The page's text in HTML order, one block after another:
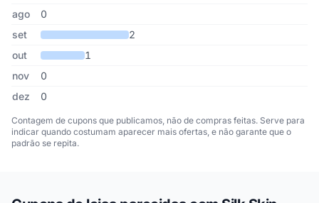
ago
0
set
2
out
1
nov
0
dez
0
Contagem de cupons que publicamos, não de compras feitas. Serve para
indicar quando costumam aparecer mais ofertas, e não garante que o
padrão se repita.